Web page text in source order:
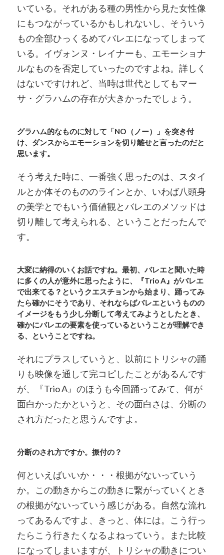
いている。それがある種の男性から見た女性像
にもつながっているかもしれないし、そういう
もの全部ひっくるめてバレエになってしまって
いる。イヴォンヌ・レイナーも、エモーショナ
ルなものを否定していったのですよね。詳しく
はないですけれど、当時は世代としてもマー
サ・グラハムの存在が大きかったでしょう。
グラハム的なものに対して「NO（ノー）」を突き付
け、ダンスからエモーションを切り離せと言ったのだと
思います。
そう考えた時に、一番強く思ったのは、スタイ
ルとか体そのもののラインとか、いわば八頭身
の美学とでもいう価値観とバレエのメソッドは
切り離して考えられる、ということだったんで
す。
大変に納得のいくお話ですね。最初、バレエと聞いた時
に多くの人が意外に思ったように、『Trio A』がバレエ
で出来てる？というクエスチョンから始まり、踊ってみ
たら確かにそうであり、それならばバレエというものの
イメージをもう少し分断して考えてみようとしたとき、
確かにバレエの要素を使っているということが理解でき
る、ということですね。
それにプラスしていうと、以前にトリシャの踊
りも映像を通して完コピしたことがあるんです
が、『Trio A』のほうも今回踊ってみて、何が
面白かったかというと、その面白さは、分断の
され方だったと思うんですよ。
分断のされ方ですか。振付の？
何といえばいいか・・・根拠がないっていう
か。この動きからこの動きに繋がっていくとき
の根拠がないっていう感じがある。自然な流れ
ってあるんですよ、きっと、体には。こう行っ
たらこう行きたくなるよねっていう。また比較
になってしまいますが、トリシャの動きについ